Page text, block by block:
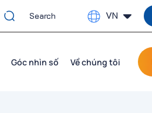
VN
Góc nhìn số Về chúng tôi